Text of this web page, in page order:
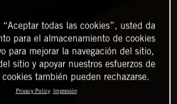
todas las cookies”, usted da
para el almacenamiento de cookies
para mejorar la navegación del sitio,
sitio y apoyar nuestros esfuerzos de
también pueden rechazarse.
Privacy Policy Impresión